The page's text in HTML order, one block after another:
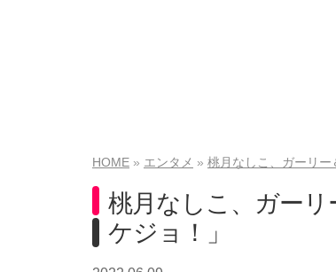
HOME エンタメ 桃月なしこ、ガーリ
桃月なしこ、ガー
ケジョ！」